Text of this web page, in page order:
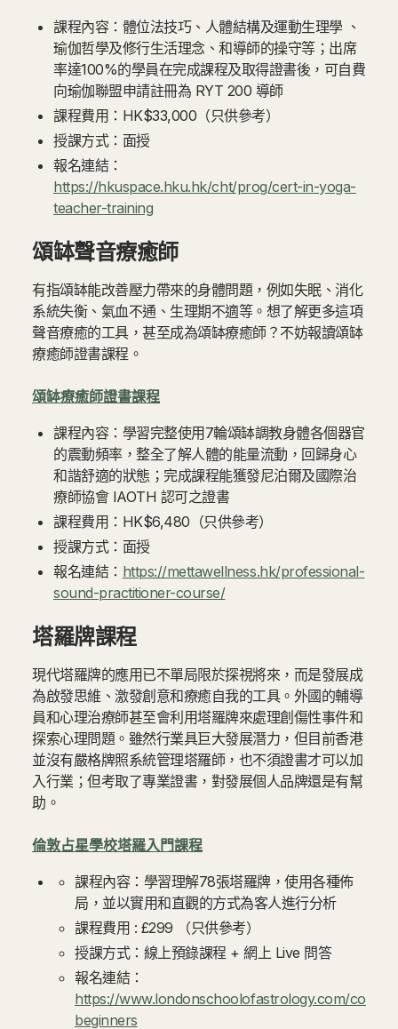
課程內容：體位法技巧、人體結構及運動生理學 、
瑜伽哲學及修行生活理念、和導師的操守等；出席
率達100%的學員在完成課程及取得證書後，可自費
向瑜伽聯盟申請註冊為 RYT 200 導師
課程費用：HK$33,000（只供參考）
授課方式：面授
報名連結：
https://hkuspace.hku.hk/cht/prog/cert-in-yoga-
teacher-training
頌缽聲音療癒師
有指頌缽能改善壓力帶來的身體問題，例如失眠、消化
系統失衡、氣血不通、生理期不適等。想了解更多這項
聲音療癒的工具，甚至成為頌缽療癒師？不妨報讀頌缽
療癒師證書課程。
頌缽療癒師證書課程
課程內容：學習完整使用7輪頌缽調教身體各個器官
的震動頻率，整全了解人體的能量流動，回歸身心
和諧舒適的狀態；完成課程能獲發尼泊爾及國際治
療師協會 IAOTH 認可之證書
課程費用：HK$6,480（只供參考）
授課方式：面授
報名連結： https://mettawellness.hk/professional-
sound-practitioner-course/
塔羅牌課程
現代塔羅牌的應用已不單局限於探視將來，而是發展成
為啟發思維、激發創意和療癒自我的工具。外國的輔導
員和心理治療師甚至會利用塔羅牌來處理創傷性事件和
探索心理問題。雖然行業具巨大發展潛力，但目前香港
並沒有嚴格牌照系統管理塔羅師，也不須證書才可以加
入行業；但考取了專業證書，對發展個人品牌還是有幫
助。
倫敦占星學校塔羅入門課程
課程內容：學習理解78張塔羅牌，使用各種佈
局，並以實用和直觀的方式為客人進行分析
課程費用 : £299 （只供參考）
授課方式：線上預錄課程 + 網上 Live 問答
報名連結：
https://www.londonschoolofastrology.com/
beginners